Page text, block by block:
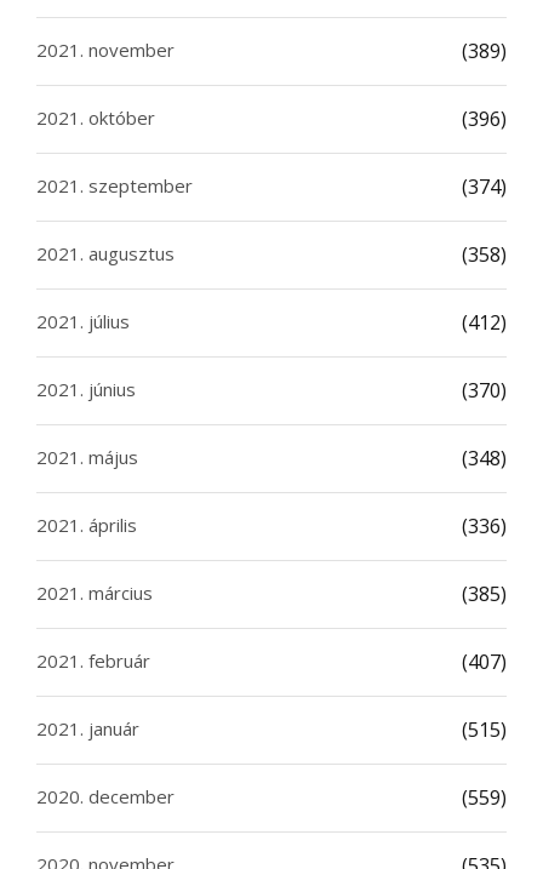
2021. november (389)
2021. október (396)
2021. szeptember (374)
2021. augusztus (358)
2021. július (412)
2021. június (370)
2021. május (348)
2021. április (336)
2021. március (385)
2021. február (407)
2021. január (515)
2020. december (559)